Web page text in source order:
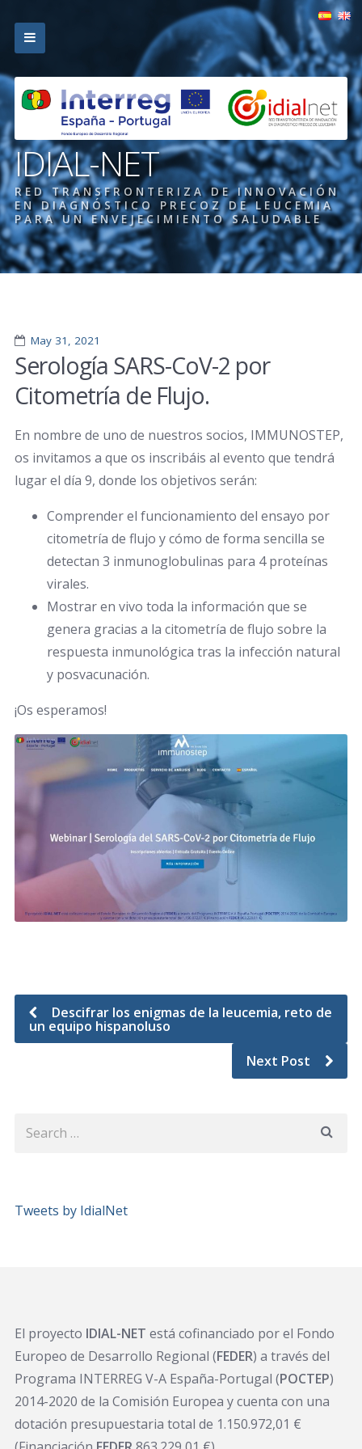
IDIAL-NET
RED TRANSFRONTERIZA DE INNOVACIÓN
EN DIAGNÓSTICO PRECOZ DE LEUCEMIA
PARA UN ENVEJECIMIENTO SALUDABLE
May 31, 2021
Serología SARS-CoV-2 por
Citometría de Flujo.
En nombre de uno de nuestros socios, IMMUNOSTEP,
os invitamos a que os inscribáis al evento que tendrá
lugar el día 9, donde los objetivos serán:
Comprender el funcionamiento del ensayo por
citometría de flujo y cómo de forma sencilla se
detectan 3 inmunoglobulinas para 4 proteínas
virales.
Mostrar en vivo toda la información que se
genera gracias a la citometría de flujo sobre la
respuesta inmunológica tras la infección natural
y posvacunación.
¡Os esperamos!
Descifrar los enigmas de la leucemia, reto de
un equipo hispanoluso
Next Post
Tweets by IdialNet
El proyecto IDIAL-NET está cofinanciado por el Fondo
Europeo de Desarrollo Regional (FEDER) a través del
Programa INTERREG V-A España-Portugal (POCTEP)
2014-2020 de la Comisión Europea y cuenta con una
dotación presupuestaria total de 1.150.972,01 €